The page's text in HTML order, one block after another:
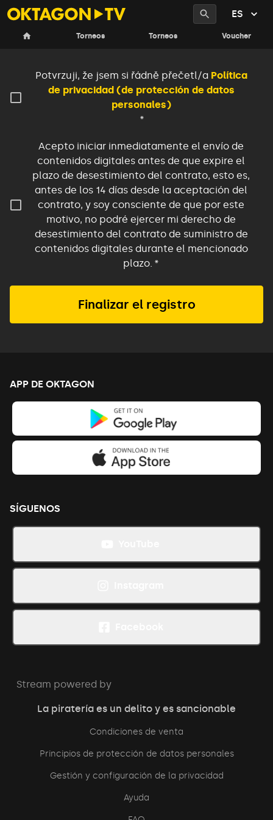
Torneos Torneos Voucher
ES
Finalizar el registro
Potvrzuji, že jsem si řádně přečetl/a Política
de privacidad (de protección de datos
personales)
*
Acepto iniciar inmediatamente el envío de
contenidos digitales antes de que expire el
plazo de desestimiento del contrato, esto es,
antes de los 14 días desde la aceptación del
contrato, y soy consciente de que por este
motivo, no podré ejercer mi derecho de
desestimiento del contrato de suministro de
contenidos digitales durante el mencionado
plazo. *
Finalizar el registro
APP DE OKTAGON
SÍGUENOS
La piratería es un delito y es sancionable
Stream powered by
Condiciones de venta
Principios de protección de datos personales
Gestión y configuración de la privacidad
Ayuda